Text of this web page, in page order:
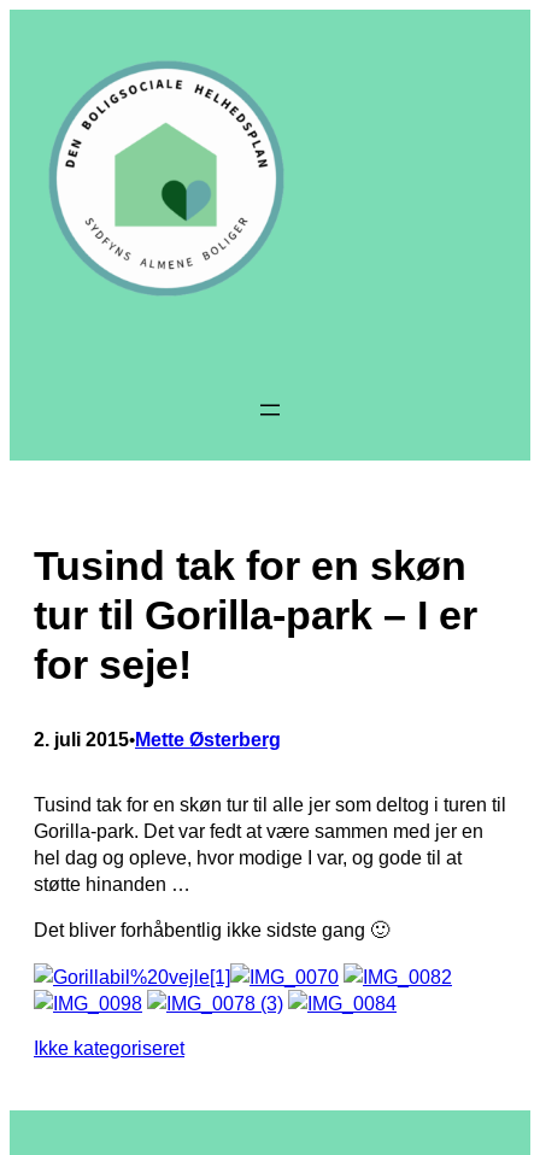
Tusind tak for en skøn
tur til Gorilla-park – I er
for seje!
2. juli 2015•Mette Østerberg
Tusind tak for en skøn tur til alle jer som deltog i turen til
Gorilla-park. Det var fedt at være sammen med jer en
hel dag og opleve, hvor modige I var, og gode til at
støtte hinanden …
Det bliver forhåbentlig ikke sidste gang 🙂
Ikke kategoriseret